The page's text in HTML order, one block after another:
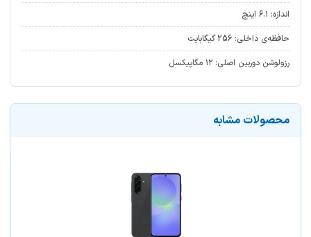
اندازه: ۶.۱ اینچ
حافظه‌ی داخلی: 256 گیگابایت
رزولوشن دوربین اصلی: ۱۲ مگاپیکسل
محصولات مشابه